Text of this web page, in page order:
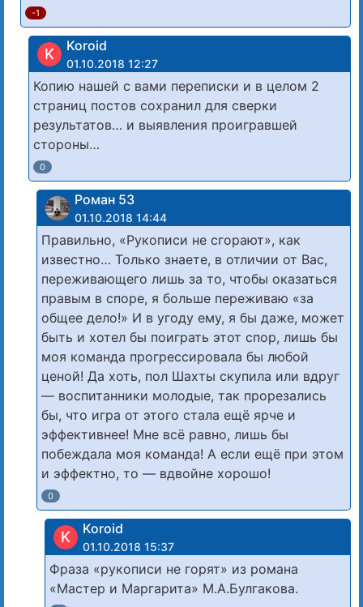
-1
K Koroid
01.10.2018 12:27
Копию нашей с вами переписки и в целом 2
страниц постов сохранил для сверки
результатов… и выявления проигравшей
стороны…
0
Роман 53
01.10.2018 14:44
Правильно, «Рукописи не сгорают», как
известно… Только знаете, в отличии от Вас,
переживающего лишь за то, чтобы оказаться
правым в споре, я больше переживаю «за
общее дело!» И в угоду ему, я бы даже, может
быть и хотел бы поиграть этот спор, лишь бы
моя команда прогрессировала бы любой
ценой! Да хоть, пол Шахты скупила или вдруг
— воспитанники молодые, так прорезались
бы, что игра от этого стала ещё ярче и
эффективнее! Мне всё равно, лишь бы
побеждала моя команда! А если ещё при этом
и эффектно, то — вдвойне хорошо!
0
K Koroid
01.10.2018 15:37
Фраза «рукописи не горят» из романа
«Мастер и Маргарита» М.А.Булгакова.